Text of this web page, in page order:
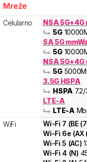
Mreže
Celularno
NSA 5G+4G
5G 10000
SA 5G
5G 10000
NSA 5G+4G
5G 5000
3.5G HSPA
HSPA 7.2/
LTE-A
LTE-A
WiFi
Wi-Fi 7 (BE
Wi-Fi 6e (AX
Wi-Fi5 (AC)
Wi-Fi 4 (N)